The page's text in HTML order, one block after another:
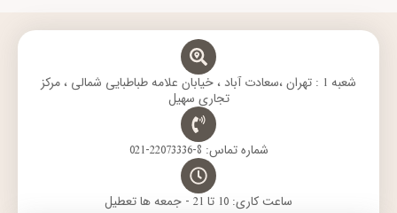
o
e
r
r
a
g
m
شعبه 1 : تهران ،سعادت آباد ، خیابان علامه طباطبایی شمالی ، مرکز
تجاری سهیل
شماره تماس: 8-22073336-021
ساعت کاری: 10 تا 21 - جمعه ها تعطیل